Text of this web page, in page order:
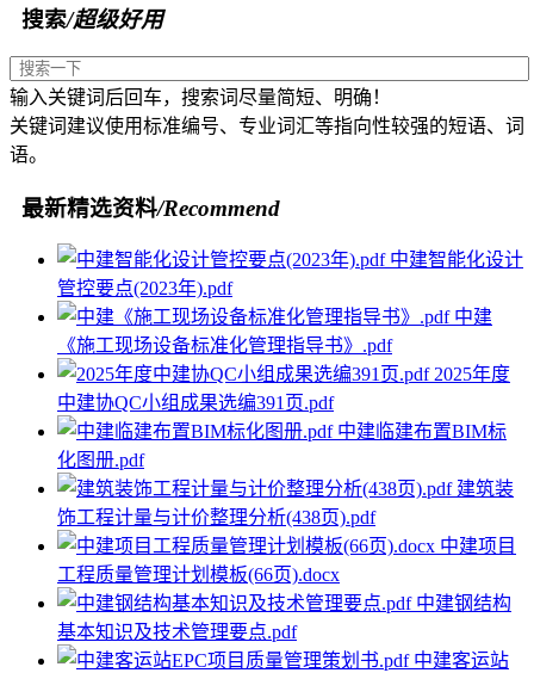
搜索/超级好用
输入关键词后回车，搜索词尽量简短、明确！
关键词建议使用标准编号、专业词汇等指向性较强的短语、词
语。
最新精选资料/Recommend
中建智能化设计
管控要点(2023年).pdf
中建
《施工现场设备标准化管理指导书》.pdf
2025年度
中建协QC小组成果选编391页.pdf
中建临建布置BIM标
化图册.pdf
建筑装
饰工程计量与计价整理分析(438页).pdf
中建项目
工程质量管理计划模板(66页).docx
中建钢结构
基本知识及技术管理要点.pdf
中建客运站